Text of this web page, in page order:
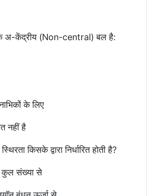
अ-केंद्रीय (Non-central) बल है:
के लिए
नहीं है
किसके द्वारा निर्धारित होती है?
कुल संख्या से